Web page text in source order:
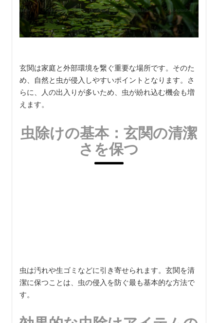
玄関は家庭と外部環境を繋ぐ重要な場所です。そのた
め、自然と虫が侵入しやすいポイントとなります。さ
らに、人の出入りが多いため、虫が紛れ込む機会も増
えます。
虫除けの基本：玄関の清潔
さを保つ
虫は汚れや生ゴミなどに引き寄せられます。玄関を清